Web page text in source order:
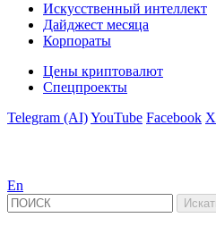
Искусственный интеллект
Дайджест месяца
Корпораты
Цены криптовалют
Спецпроекты
Telegram (AI)YouTube Facebook X
En